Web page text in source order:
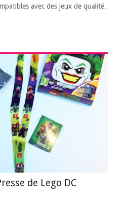
avec des jeux de qualité.
de Lego DC